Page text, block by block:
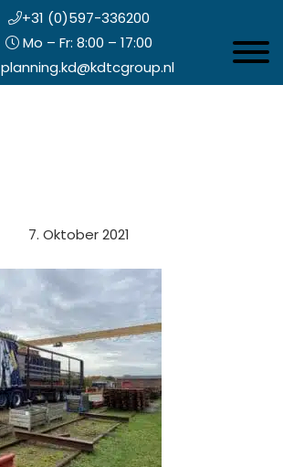
+31 (0)597-336200
Mo – Fr: 8:00 – 17:00
planning.kd@kdtcgroup.nl
7. Oktober 2021